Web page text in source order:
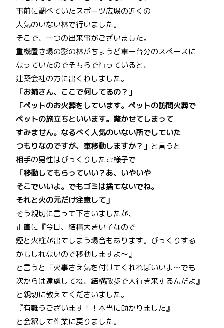
事前に調べていたスポーツ広場の近くの
人気のいない林で行いました。
そこで、一つの出来事がございました。
重機置き場の影の林がちょうど車一台分のスペースに
なっていたのでそちらで行っていると、
建築会社の方に出くわしました。
「お姉さん、ここで何してるの？」
「ペットのお火葬をしています。ペットの訪問火葬で
ペットの旅立ちといいます。驚かせてしまって
すみません。なるべく人気のいない所でしていた
つもりなのですが、車移動しますか？」 と言うと
相手の男性はびっくりしたご様子で
「移動してもらっていい？あ、いやいや
そこでいいよ。でもゴミは捨てないでね。
それと火の元だけ注意して」
そう親切に言って下さいましたが、
正直に『今日、結構大きい子なので
煙と火柱が出てしまう場合もあります。びっくりする
かもしれないので移動しますよ～』
と言うと『火事さえ気を付けてくれればいいよ～でも
次からは遠慮してね、結構散歩で人行き来するんだよ』
と親切に教えてくださいました。
『有難うございます！！本当に助かりました』
と会釈して作業に戻りました。